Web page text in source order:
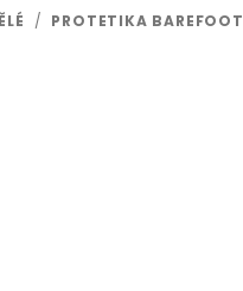
/ PROTETIKA BAREFOOT